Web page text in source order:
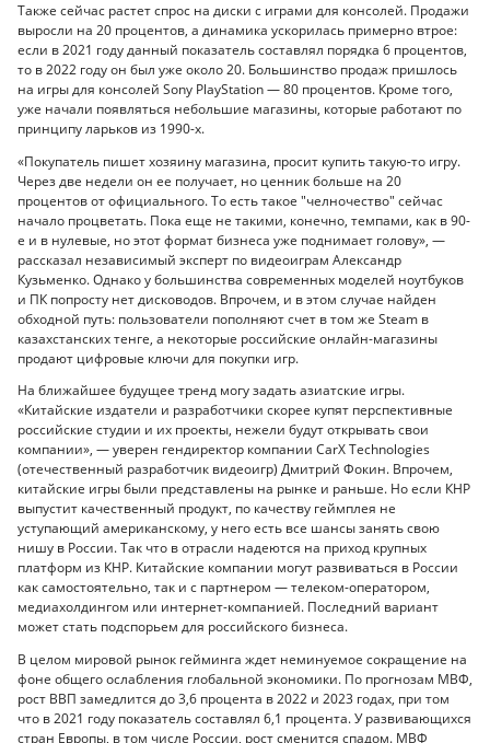
Также сейчас растет спрос на диски с играми для консолей. Продажи
выросли на 20 процентов, а динамика ускорилась примерно втрое:
если в 2021 году данный показатель составлял порядка 6 процентов,
то в 2022 году он был уже около 20. Большинство продаж пришлось
на игры для консолей Sony PlayStation — 80 процентов. Кроме того,
уже начали появляться небольшие магазины, которые работают по
принципу ларьков из 1990-х.
«Покупатель пишет хозяину магазина, просит купить такую-то игру.
Через две недели он ее получает, но ценник больше на 20
процентов от официального. То есть такое "челночество" сейчас
начало процветать. Пока еще не такими, конечно, темпами, как в 90-
е и в нулевые, но этот формат бизнеса уже поднимает голову», —
рассказал независимый эксперт по видеоиграм Александр
Кузьменко. Однако у большинства современных моделей ноутбуков
и ПК попросту нет дисководов. Впрочем, и в этом случае найден
обходной путь: пользователи пополняют счет в том же Steam в
казахстанских тенге, а некоторые российские онлайн-магазины
продают цифровые ключи для покупки игр.
На ближайшее будущее тренд могу задать азиатские игры.
«Китайские издатели и разработчики скорее купят перспективные
российские студии и их проекты, нежели будут открывать свои
компании», — уверен гендиректор компании CarX Technologies
(отечественный разработчик видеоигр) Дмитрий Фокин. Впрочем,
китайские игры были представлены на рынке и раньше. Но если КНР
выпустит качественный продукт, по качеству геймплея не
уступающий американскому, у него есть все шансы занять свою
нишу в России. Так что в отрасли надеются на приход крупных
платформ из КНР. Китайские компании могут развиваться в России
как самостоятельно, так и с партнером — телеком-оператором,
медиахолдингом или интернет-компанией. Последний вариант
может стать подспорьем для российского бизнеса.
В целом мировой рынок гейминга ждет неминуемое сокращение на
фоне общего ослабления глобальной экономики. По прогнозам МВФ,
рост ВВП замедлится до 3,6 процента в 2022 и 2023 годах, при том
что в 2021 году показатель составлял 6,1 процента. У развивающихся
стран Европы, в том числе России, рост сменится спадом. МВФ